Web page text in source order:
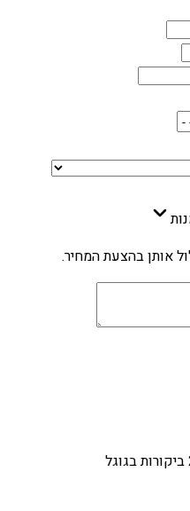
אותן בהצעת המחיר.
ביקורות בגוגל